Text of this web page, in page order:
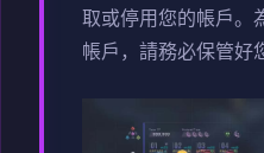
取或停用您的帳戶
帳戶，請務必保管好